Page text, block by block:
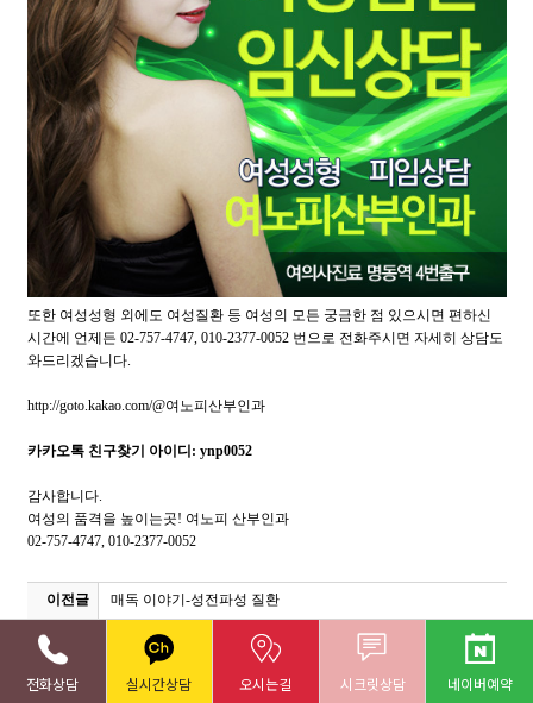
또한 여성성형 외에도 여성질환 등 여성의 모든 궁금한 점 있으시면 편하신
시간에 언제든 02-757-4747, 010-2377-0052 번으로 전화주시면 자세히 상담도
와드리겠습니다.
http://goto.kakao.com/@여노피산부인과
카카오톡 친구찾기 아이디: ynp0052
감사합니다.
여성의 품격을 높이는곳! 여노피 산부인과
02-757-4747, 010-2377-0052
이전글 매독 이야기-성전파성 질환
다음글 자궁경부암백신 <서바릭스 이야기>
전화상담 실시간상담 오시는길 시크릿상담 네이버예약